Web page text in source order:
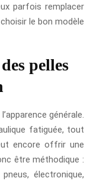
parfois remplacer
le bon modèle
pelles
générale.
fatiguée, tout
encore offrir une
être méthodique :
électronique,